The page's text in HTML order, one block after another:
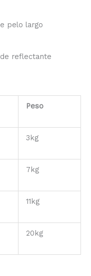
pelo largo
reflectante
Peso
3kg
7kg
11kg
20kg